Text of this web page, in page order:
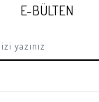
E-BÜLTEN